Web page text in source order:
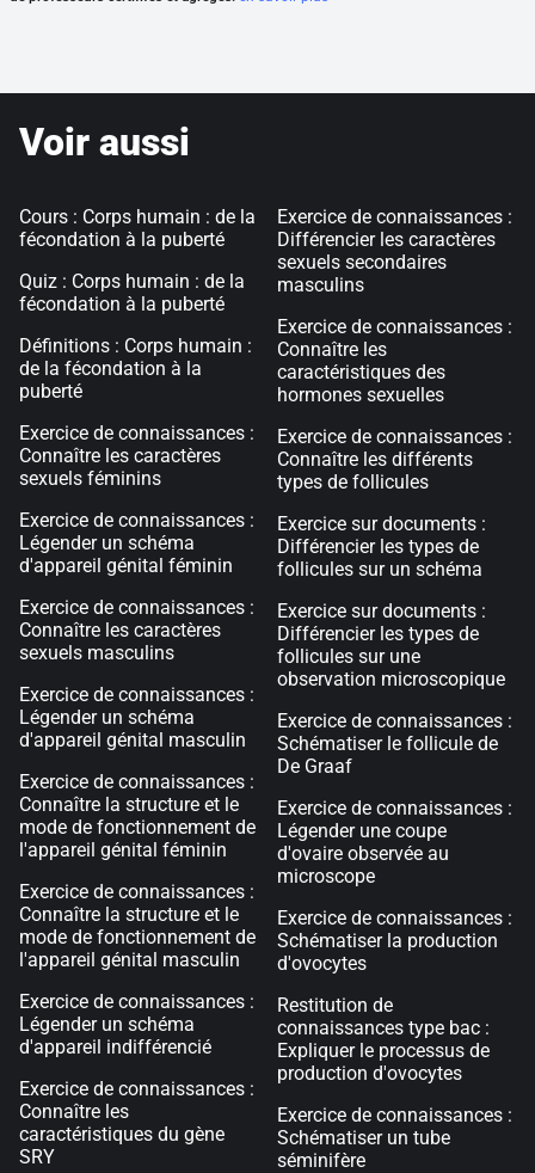
Voir aussi
Cours : Corps humain : de la
fécondation à la puberté
Quiz : Corps humain : de la
fécondation à la puberté
Définitions : Corps humain :
de la fécondation à la
puberté
Exercice de connaissances :
Connaître les caractères
sexuels féminins
Exercice de connaissances :
Légender un schéma
d'appareil génital féminin
Exercice de connaissances :
Connaître les caractères
sexuels masculins
Exercice de connaissances :
Légender un schéma
d'appareil génital masculin
Exercice de connaissances :
Connaître la structure et le
mode de fonctionnement de
l'appareil génital féminin
Exercice de connaissances :
Connaître la structure et le
mode de fonctionnement de
l'appareil génital masculin
Exercice de connaissances :
Légender un schéma
d'appareil indifférencié
Exercice de connaissances :
Connaître les
caractéristiques du gène
SRY
Exercice de connaissances :
Différencier les caractères
sexuels secondaires
masculins
Exercice de connaissances :
Connaître les
caractéristiques des
hormones sexuelles
Exercice de connaissances :
Connaître les différents
types de follicules
Exercice sur documents :
Différencier les types de
follicules sur un schéma
Exercice sur documents :
Différencier les types de
follicules sur une
observation microscopique
Exercice de connaissances :
Schématiser le follicule de
De Graaf
Exercice de connaissances :
Légender une coupe
d'ovaire observée au
microscope
Exercice de connaissances :
Schématiser la production
d'ovocytes
Restitution de
connaissances type bac :
Expliquer le processus de
production d'ovocytes
Exercice de connaissances :
Schématiser un tube
séminifère